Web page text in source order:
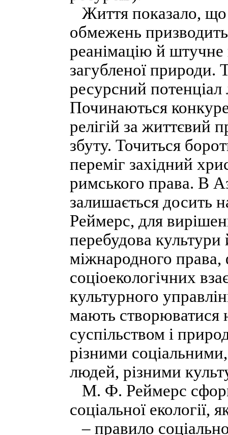
Життя показало, що
обмежень
реанімацію й штучне
загубленої природи.
ресурсний
Починаються
релігій за життєвий
збуту. Точиться
переміг західний
римського права. В
залишається
Реймерс, для
перебудова культури
міжнародного
соціоекологічних
культурного
мають створюватися
суспільством і
різними
людей, різними
М. Ф. Реймерс
соціальної екології,
– правило